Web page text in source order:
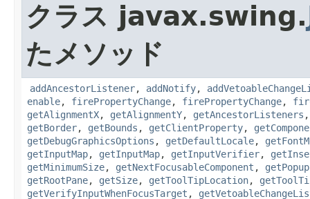
クラス javax.swing.
たメソッド
addAncestorListener, addNotify,
enable, firePropertyChange, firePropertyChange,
getAlignmentX, getAlignmentY, getAncestorListeners
getBorder, getBounds , getClientProperty,
getDebugGraphicsOptions , getDefaultLocale,
getInputMap, getInputMap, getInputVerifier,
getMinimumSize, getNextFocusableComponent ,
getRootPane, getSize, getToolTipLocation,
getVerifyInputWhenFocusTarget ,